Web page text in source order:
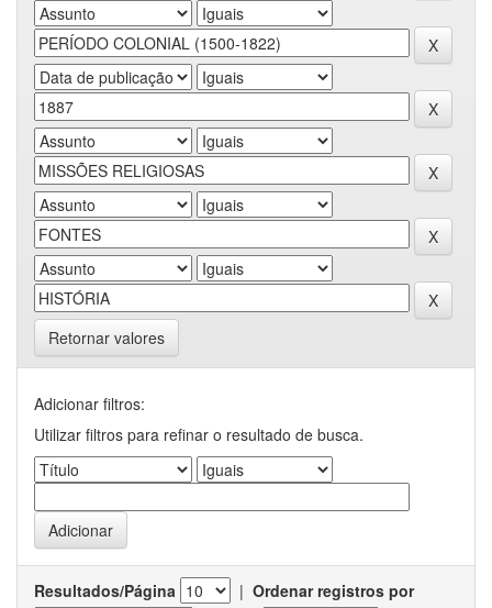
Retornar valores
Adicionar filtros:
Utilizar filtros para refinar o resultado de busca.
Resultados/Página | Ordenar registros por